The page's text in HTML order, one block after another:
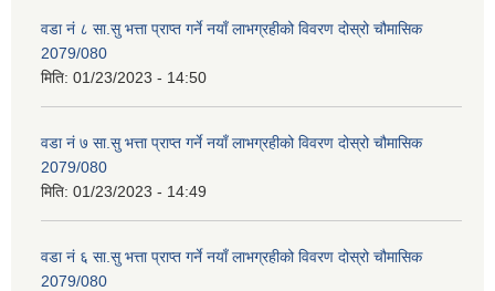
वडा नं ८ सा.सु भत्ता प्राप्त गर्ने नयाँ लाभग्रहीको विवरण दोस्रो चौमासिक
2079/080
मिति: 01/23/2023 - 14:50
वडा नं ७ सा.सु भत्ता प्राप्त गर्ने नयाँ लाभग्रहीको विवरण दोस्रो चौमासिक
2079/080
मिति: 01/23/2023 - 14:49
वडा नं ६ सा.सु भत्ता प्राप्त गर्ने नयाँ लाभग्रहीको विवरण दोस्रो चौमासिक
2079/080